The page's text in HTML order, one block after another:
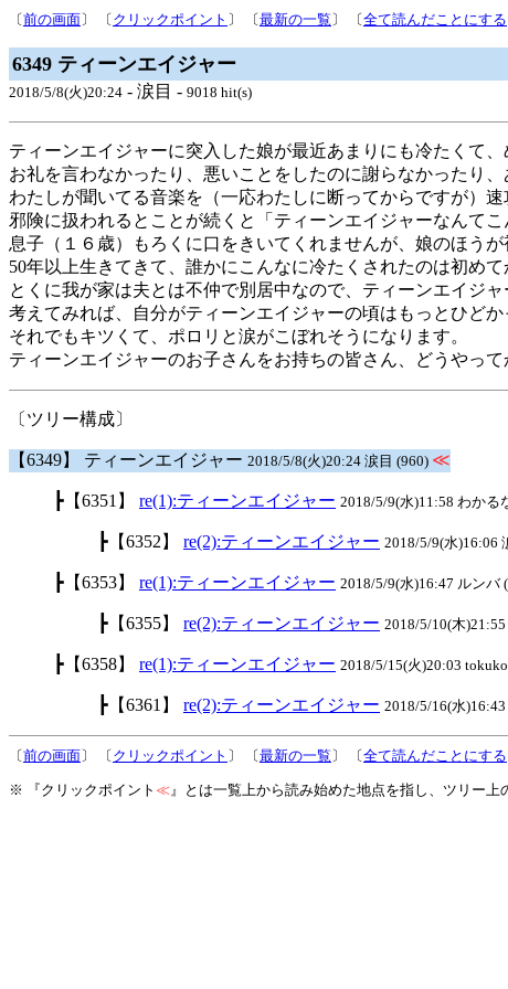
〔前の画面〕 〔 クリックポイント 〕 〔最新の一覧 〕 〔全て読んだことにする
6349 ティーンエイジャー
2018/5/8(火)20:24 - 涙目 - 9018 hit(s)
ティーンエイジャーに突入した娘が最近あまりにも冷たくて、
お礼を言わなかったり、悪いことをしたのに謝らなかったり、
わたしが聞いてる音楽を（一応わたしに断ってからですが）
邪険に扱われるとことが続くと「ティーンエイジャーなんて
息子（１６歳）もろくに口をきいてくれませんが、娘のほう
50年以上生きてきて、誰かにこんなに冷たくされたのは初めて
とくに我が家は夫とは不仲で別居中なので、ティーンエイジ
考えてみれば、自分がティーンエイジャーの頃はもっとひど
それでもキツくて、ポロリと涙がこぼれそうになります。
ティーンエイジャーのお子さんをお持ちの皆さん、どうやって
〔ツリー構成〕
【6349】 ティーンエイジャー 2018/5/8(火)20:24 涙目 (960) ≪
┣【6351】 re(1):ティーンエイジャー 2018/5/9(水)11:58 わかる
┣【6352】 re(2):ティーンエイジャー 2018/5/9(水)16:06
┣【6353】 re(1):ティーンエイジャー 2018/5/9(水)16:47 ルンバ
┣【6355】 re(2):ティーンエイジャー 2018/5/10(木
┣【6358】 re(1):ティーンエイジャー 2018/5/15(火)20:03
┣【6361】 re(2):ティーンエイジャー 2018/5/16(水
〔前の画面〕 〔 クリックポイント 〕 〔最新の一覧 〕 〔全て読んだことにする
※ 『クリックポイント ≪』とは一覧上から読み始めた地点を指し、ツリー